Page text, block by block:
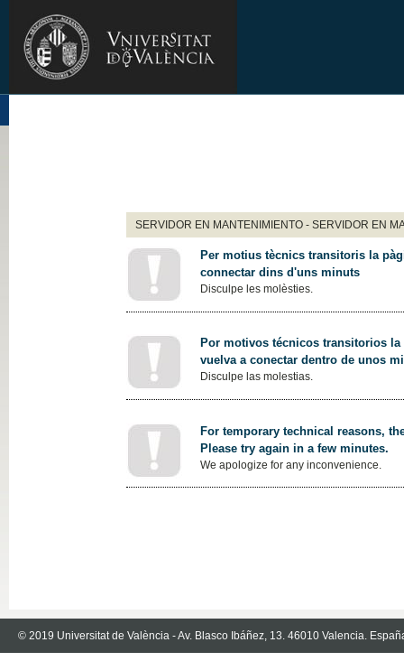
SERVIDOR EN MANTENIMIENTO - SERVIDOR EN
Per motius tècnics transitoris la
connectar dins d'uns minuts
Disculpe les molèsties.
Por motivos técnicos transitorios
vuelva a conectar dentro de unos
Disculpe las molestias.
For temporary technical reasons,
Please try again in a few minutes.
We apologize for any inconvenience.
© 2019 Universitat de València - Av. Blasco Ibáñez, 13. 46010 Valencia.